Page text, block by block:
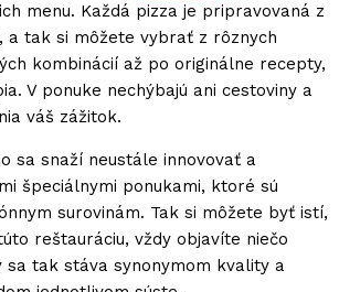
menu. Každá pizza je pripravovaná z
a tak si môžete vybrať z rôznych
kombinácií až po originálne recepty,
V ponuke nechýbajú ani cestoviny a
váš zážitok.
sa snaží neustále innovovať a
špeciálnymi ponukami, ktoré sú
surovinám. Tak si môžete byť istí,
reštauráciu, vždy objavíte niečo
sa tak stáva synonymom kvality a